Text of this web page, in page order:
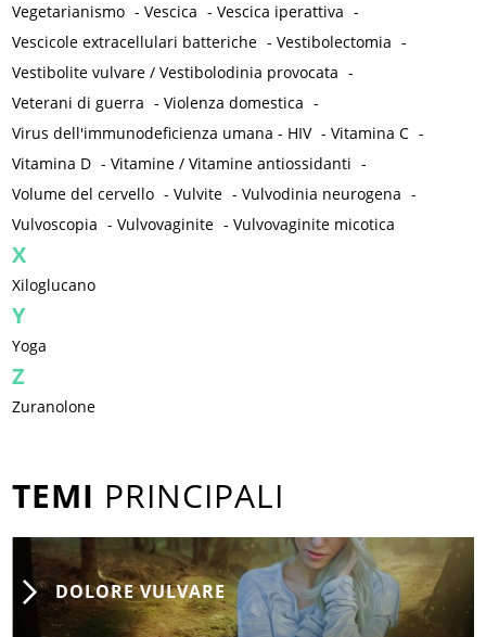
Vegetarianismo -Vescica -Vescica iperattiva -
Vescicole extracellulari batteriche -Vestibolectomia -
Vestibolite vulvare / Vestibolodinia provocata -
Veterani di guerra -Violenza domestica -
Virus dell'immunodeficienza umana - HIV -Vitamina C -
Vitamina D -Vitamine / Vitamine antiossidanti -
Volume del cervello -Vulvite -Vulvodinia neurogena -
Vulvoscopia -Vulvovaginite -Vulvovaginite micotica
X
Xiloglucano
Y
Yoga
Z
Zuranolone
TEMI PRINCIPALI
DOLORE VULVARE